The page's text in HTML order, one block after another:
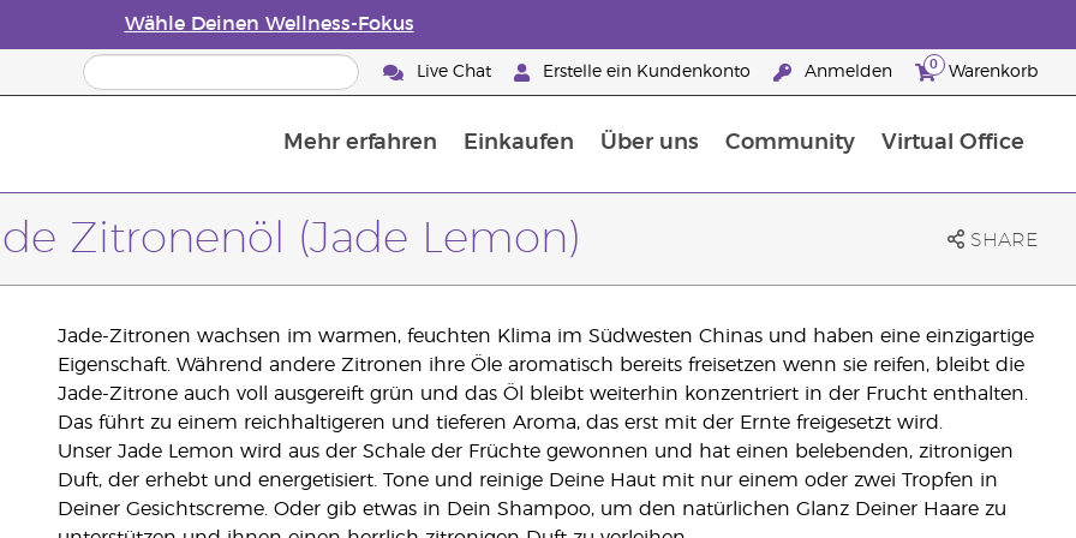
Wähle Deinen Wellness-Fokus
Live Chat Erstelle ein Kundenkonto Anmelden 0 Warenkorb
Mehr erfahren Einkaufen Über uns Community Virtual Office
Zitronenöl (Jade Lemon) SHARE
Jade-Zitronen wachsen im warmen, feuchten Klima im Südwesten Chinas und haben eine einzigartige
Eigenschaft. Während andere Zitronen ihre Öle aromatisch bereits freisetzen wenn sie reifen, bleibt die
Jade-Zitrone auch voll ausgereift grün und das Öl bleibt weiterhin konzentriert in der Frucht enthalten.
Das führt zu einem reichhaltigeren und tieferen Aroma, das erst mit der Ernte freigesetzt wird.
Unser Jade Lemon wird aus der Schale der Früchte gewonnen und hat einen belebenden, zitronigen
Duft, der erhebt und energetisiert. Tone und reinige Deine Haut mit nur einem oder zwei Tropfen in
Deiner Gesichtscreme. Oder gib etwas in Dein Shampoo, um den natürlichen Glanz Deiner Haare zu